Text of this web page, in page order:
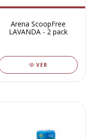
Arena ScoopFree
LAVANDA - 2 pack
VER